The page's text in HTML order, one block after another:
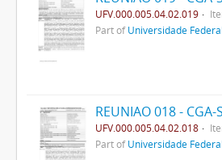
UFV.000.005.04.02.019
Part ofUniversidade
UFV.000.005.04.02.018
Part ofUniversidade